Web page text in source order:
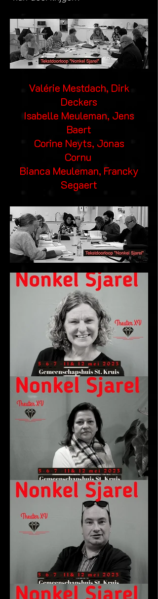
Valérie Mestdach, Dirk
Deckers
Isabelle Meuleman, Jens
Baert
Corine Neyts, Jonas
Cornu
Bianca Meuleman, Francky
Segaert